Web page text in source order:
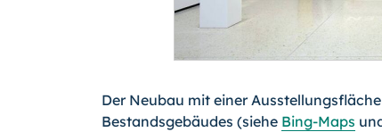
Der Neubau mit einer
Bestandsgebäudes (siehe Bing-Maps